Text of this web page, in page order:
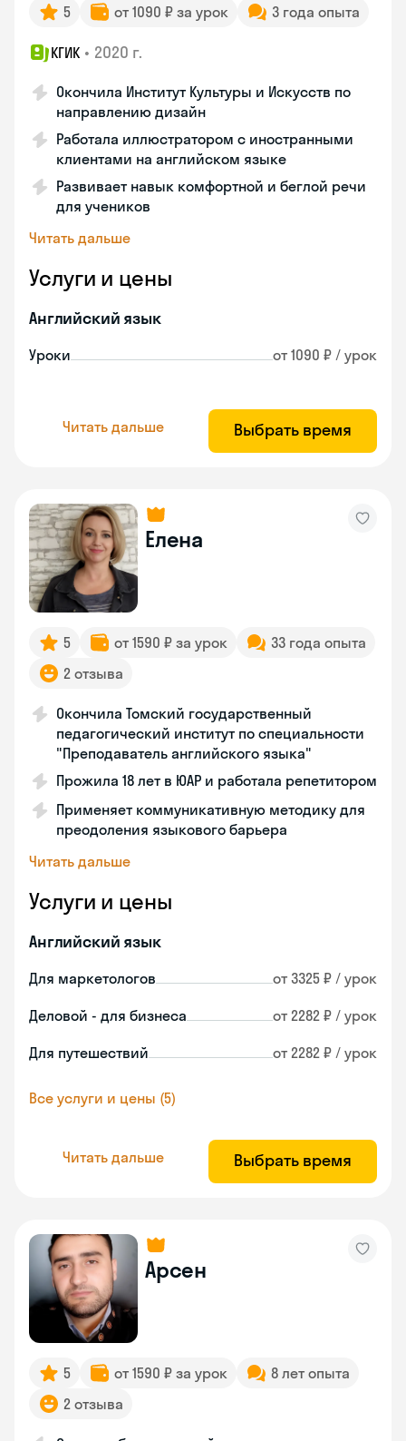
5 от 1090 ₽ за урок 3 года опыта
КГИК • 2020 г.
Окончила Институт Культуры и Искусств по
направлению дизайн
Работала иллюстратором с иностранными
клиентами на английском языке
Развивает навык комфортной и беглой речи
для учеников
Читать дальше
Услуги и цены
Английский язык
Уроки от 1090 ₽ / урок
Читать дальше Выбрать время
Елена
5 от 1590 ₽ за урок
33 года опыта
2 отзыва
Окончила Томский государственный
педагогический институт по специальности
"Преподаватель английского языка"
Прожила 18 лет в ЮАР и работала репетитором
Применяет коммуникативную методику для
преодоления языкового барьера
Читать дальше
Услуги и цены
Английский язык
Для маркетологов от 3325 ₽ / урок
Деловой - для бизнеса от 2282 ₽ / урок
Для путешествий от 2282 ₽ / урок
Все услуги и цены (5)
Читать дальше Выбрать время
Арсен
5 от 1590 ₽ за урок
8 лет опыта
2 отзыва